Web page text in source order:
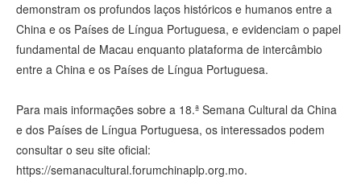
demonstram os profundos laços históricos e humanos entre a
China e os Países de Língua Portuguesa, e evidenciam o papel
fundamental de Macau enquanto plataforma de intercâmbio
entre a China e os Países de Língua Portuguesa.
Para mais informações sobre a 18.ª Semana Cultural da China
e dos Países de Língua Portuguesa, os interessados podem
consultar o seu site oficial:
https://semanacultural.forumchinaplp.org.mo.